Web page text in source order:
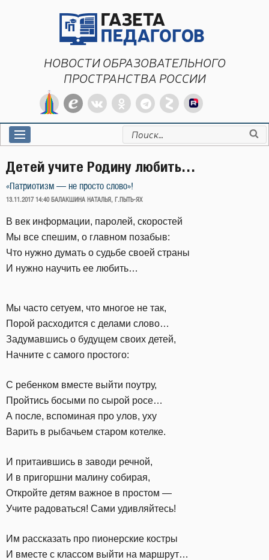
НОВОСТИ ОБРАЗОВАТЕЛЬНОГО
ПРОСТРАНСТВА РОССИИ
Искать:
Детей учите Родину любить…
«Патриотизм — не просто слово»!
ОПУБЛИКОВАНО
13.11.2017 14:40 БАЛАКШИНА НАТАЛЬЯ, Г.ПЫТЬ-ЯХ
В век информации, паролей, скоростей
Мы все спешим, о главном позабыв:
Что нужно думать о судьбе своей страны
И нужно научить ее любить…
Мы часто сетуем, что многое не так,
Порой расходится с делами слово…
Задумавшись о будущем своих детей,
Начните с самого простого:
С ребенком вместе выйти поутру,
Пройтись босыми по сырой росе…
А после, вспоминая про улов, уху
Варить в рыбачьем старом котелке.
И притаившись в заводи речной,
И в пригоршни малину собирая,
Откройте детям важное в простом —
Учите радоваться! Сами удивляйтесь!
Им рассказать про пионерские костры
И вместе с классом выйти на маршрут…